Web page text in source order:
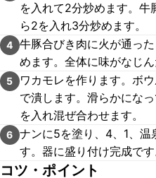
を入れて2分炒めます。牛
ら2を入れ3分炒めます。
4 牛豚合びき肉に火が通っ
めます。全体に味がなじ
5
ワカモレを作ります。ボ
で潰します。滑らかにな
を入れ混ぜ合わせます。
6 ナンに5を塗り、4、1、温
す。器に盛り付け完成です
コツ・ポイント